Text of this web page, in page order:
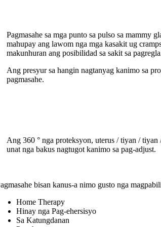
Pagmasahe sa mga punto sa pulso sa mammy
mahupay ang lawom nga mga kasakit ug
makunhuran ang posibilidad sa sakit sa
Ang presyur sa hangin nagtanyag kanimo sa
pagmasahe.
Ang 360 ° nga proteksyon, uterus / tiyan / tiyan
unat nga bakus nagtugot kanimo sa pag-adjust.
bisan kanus-a nimo gusto nga
Home Therapy
Hinay nga Pag-ehersisyo
Sa Katungdanan